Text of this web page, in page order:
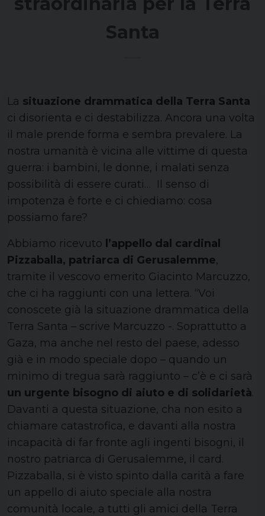
Santa
La situazione drammatica della Terra Santa
ci disorienta e ci destabilizza. Ancora una volta
il male prende forma e sembra prevalere. La
nostra umanità è vicina alle vittime di questa
guerra: i bambini, le donne, i malati senza
possibilità di essere curati… Il senso di
impotenza è forte e ci chiediamo: cosa
possiamo fare?
Abbiamo ricevuto l’appello dal cardinal
Pizzaballa, patriarca di Gerusalemme,
tramite il vescovo emerito Giacinto Marcuzzo,
che ci ha raggiunti con una lettera. “Voi
conoscete già la situazione drammatica della
Terra Santa – scrive Marcuzzo -. Soprattutto a
Gaza, ma anche nel resto del paese, adesso
già e in modo speciale dopo – quando un
minimo di tregua sarà raggiunto – c’è e ci sarà
un urgente bisogno di aiuto e di solidarietà.
Davanti a questa situazione, cha non esito a
chiamare catastrofica, e davanti alla nostra
incapacità di far fronte agli ingenti bisogni, il
nostro patriarca di Gerusalemme, il card.
Pizzaballa, si è visto spinto dalla carità a fare
un appello di aiuto speciale alla nostra
comunità locale, a tutti gli amici della Terra